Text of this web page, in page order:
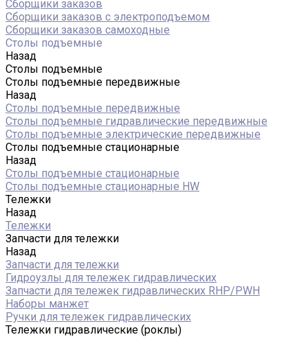
Сборщики заказов
Сборщики заказов с электроподъемом
Сборщики заказов самоходные
Столы подъемные
Назад
Столы подъемные
Столы подъемные передвижные
Назад
Столы подъемные передвижные
Столы подъемные гидравлические передвижные
Столы подъемные электрические передвижные
Столы подъемные стационарные
Назад
Столы подъемные стационарные
Столы подъемные стационарные HW
Тележки
Назад
Тележки
Запчасти для тележки
Назад
Запчасти для тележки
Гидроузлы для тележек гидравлических
Запчасти для тележек гидравлических RHP/PWH
Наборы манжет
Ручки для тележек гидравлических
Тележки гидравлические (роклы)